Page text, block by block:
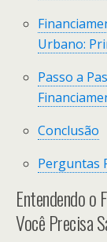
Urbano:
Passo a
Conclusão
Perguntas
Entendendo o
Você Precisa